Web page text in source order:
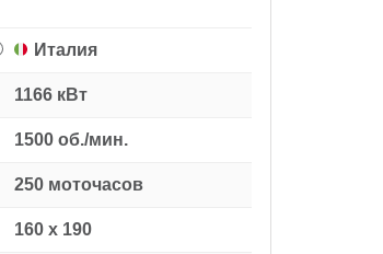
Италия
1166 кВт
1500 об./мин.
250 моточасов
160 х 190